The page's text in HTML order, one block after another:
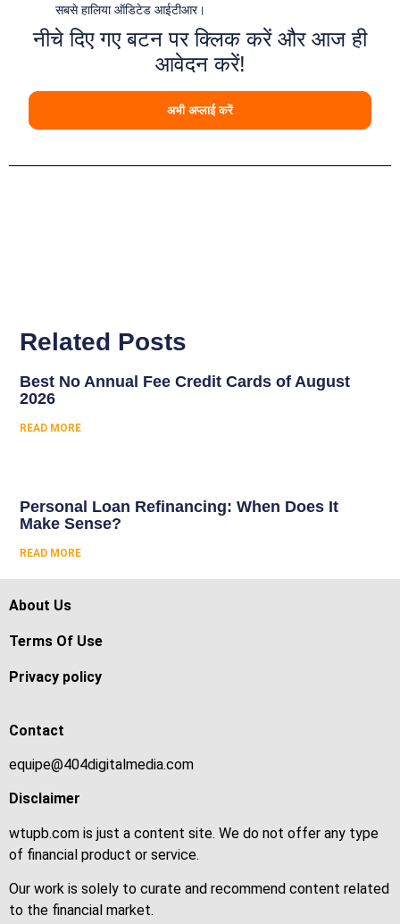
सबसे हालिया ऑडिटेड आईटीआर।
नीचे दिए गए बटन पर क्लिक करें और आज ही
आवेदन करें!
अभी अप्लाई करें
Related Posts
Best No Annual Fee Credit Cards of August
2026
READ MORE
Personal Loan Refinancing: When Does It
Make Sense?
READ MORE
About Us
Terms Of Use
Privacy policy
Contact
equipe@404digitalmedia.com
Disclaimer
wtupb.com is just a content site. We do not offer any type
of financial product or service.
Our work is solely to curate and recommend content related
to the financial market.